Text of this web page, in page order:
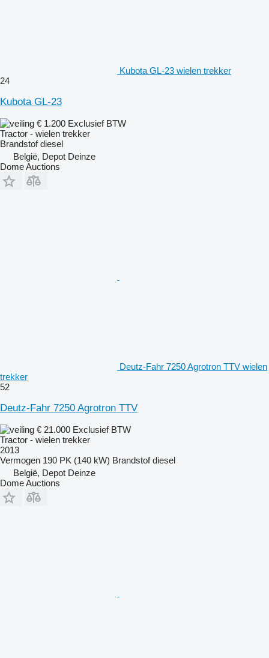
Kubota GL-23 wielen trekker
24
Kubota GL-23
€ 1.200 Exclusief BTW
Tractor - wielen trekker
Brandstof diesel
België, Depot Deinze
Dome Auctions
Deutz-Fahr 7250 Agrotron TTV wielen
trekker
52
Deutz-Fahr 7250 Agrotron TTV
€ 21.000 Exclusief BTW
Tractor - wielen trekker
2013
Vermogen 190 PK (140 kW) Brandstof diesel
België, Depot Deinze
Dome Auctions